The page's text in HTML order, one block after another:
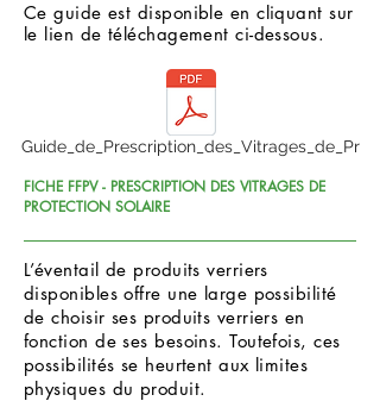
Ce guide est disponible en cliquant sur
le lien de téléchagement ci-dessous.
Guide_de_Prescription_des_Vitrages_de_Pr
FICHE FFPV - PRESCRIPTION DES VITRAGES DE
PROTECTION SOLAIRE
L’éventail de produits verriers
disponibles offre une large possibilité
de choisir ses produits verriers en
fonction de ses besoins. Toutefois, ces
possibilités se heurtent aux limites
physiques du produit.